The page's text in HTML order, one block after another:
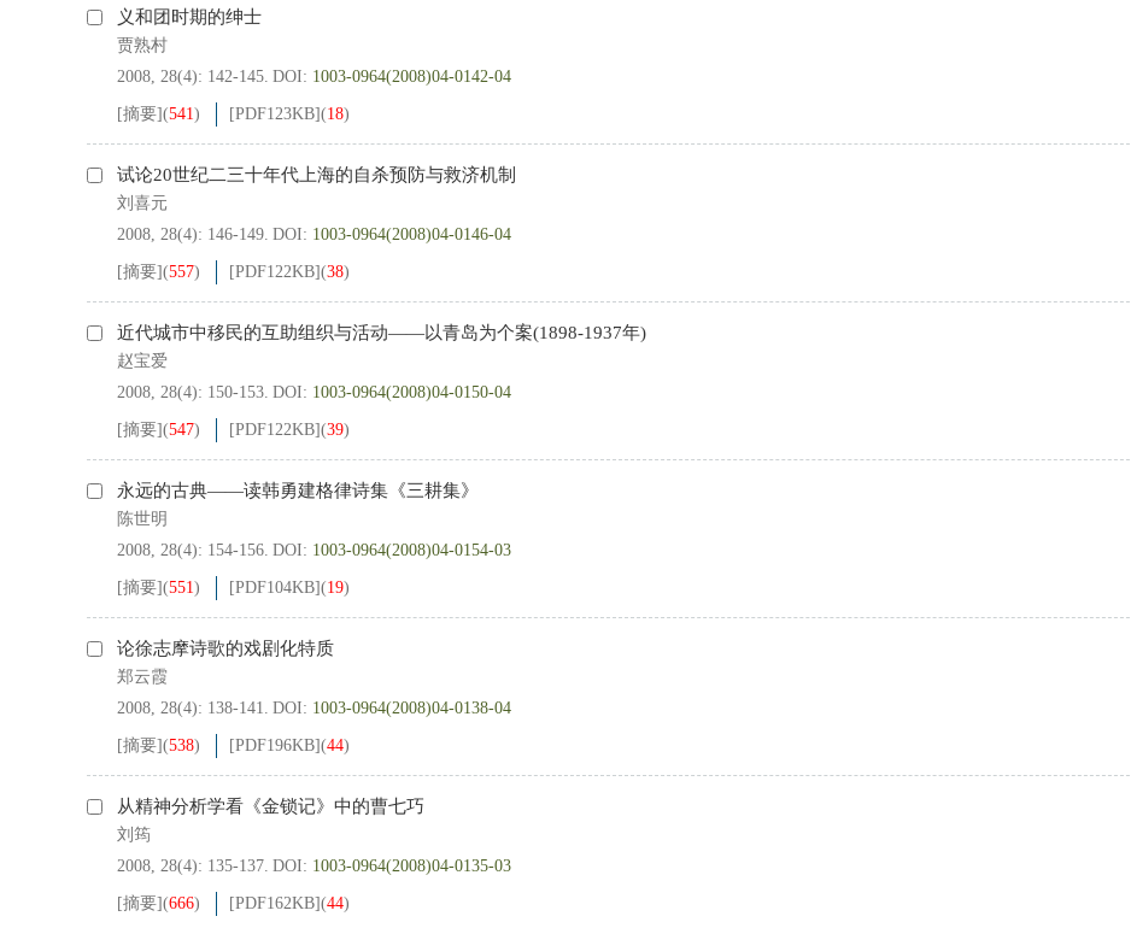
义和团时期的绅士
贾熟村
2008, 28(4): 142-145. DOI: 1003-0964(2008)04-0142-04
[摘要](541) [PDF123KB](18)
试论20世纪二三十年代上海的自杀预防与救济机制
刘喜元
2008, 28(4): 146-149. DOI: 1003-0964(2008)04-0146-04
[摘要](557) [PDF122KB](38)
近代城市中移民的互助组织与活动——以青岛为个案(1898-1937年)
赵宝爱
2008, 28(4): 150-153. DOI: 1003-0964(2008)04-0150-04
[摘要](547) [PDF122KB](39)
永远的古典——读韩勇建格律诗集《三耕集》
陈世明
2008, 28(4): 154-156. DOI: 1003-0964(2008)04-0154-03
[摘要](551) [PDF104KB](19)
论徐志摩诗歌的戏剧化特质
郑云霞
2008, 28(4): 138-141. DOI: 1003-0964(2008)04-0138-04
[摘要](538) [PDF196KB](44)
从精神分析学看《金锁记》中的曹七巧
刘筠
2008, 28(4): 135-137. DOI: 1003-0964(2008)04-0135-03
[摘要](666) [PDF162KB](44)